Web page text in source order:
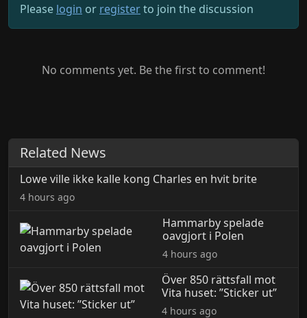
Please login or registerto join the discussion
No comments yet. Be the first to comment!
Related News
Lowe ville ikke kalle kong Charles en hvit brite
4 hours ago
Hammarby spelade
oavgjort i Polen
4 hours ago
Över 850 rättsfall mot
Vita huset: ”Sticker ut”
4 hours ago